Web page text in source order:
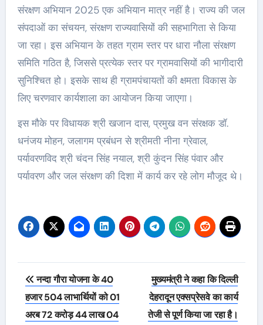
संरक्षण अभियान 2025 एक अभियान मात्र नहीं है। राज्य की जल
संपदाओं का संचयन, संरक्षण राज्यवासियों की सहभागिता से किया
जा रहा। इस अभियान के तहत ग्राम स्तर पर धारा नौला संरक्षण
समिति गठित है, जिससे प्रत्येक स्तर पर ग्रामवासियों की भागीदारी
सुनिश्चित हो। इसके साथ ही ग्रामपंचायतों की क्षमता विकास के
लिए चरणवार कार्यशाला का आयोजन किया जाएगा।
इस मौके पर विधायक श्री खजान दास, प्रमुख वन संरक्षक डॉ.
धनंजय मोहन, जलागम प्रबंधन से श्रीमती नीना ग्रेवाल,
पर्यावरणविद श्री चंदन सिंह नयाल, श्री कुंदन सिंह पंवार और
पर्यावरण और जल संरक्षण की दिशा में कार्य कर रहे लोग मौजूद थे।
Post
navigation
नन्दा गौरा योजना के 40
हजार 504 लाभार्थियों को 01
अरब 72 करोड़ 44 लाख 04
मुख्यमंत्री ने कहा कि दिल्ली
देहरादून एक्सप्रेसवे का कार्य
तेजी से पूर्ण किया जा रहा है।